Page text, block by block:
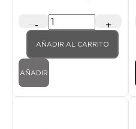
- +
AÑADIR AL CARRITO
AÑADIR